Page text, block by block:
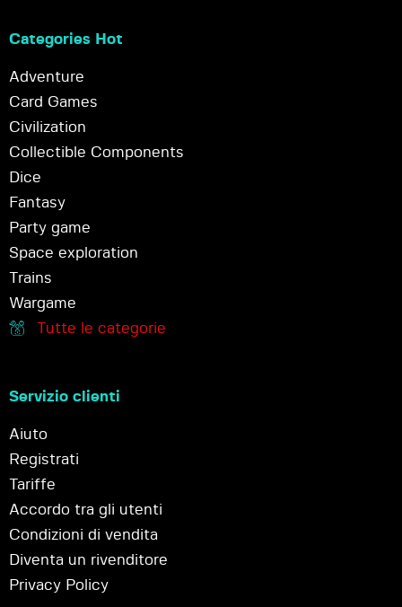
Categories Hot
Adventure
Card Games
Civilization
Collectible Components
Dice
Fantasy
Party game
Space exploration
Trains
Wargame
Tutte le categorie
Servizio clienti
Aiuto
Registrati
Tariffe
Accordo tra gli utenti
Condizioni di vendita
Diventa un rivenditore
Privacy Policy